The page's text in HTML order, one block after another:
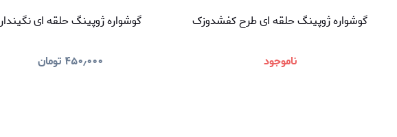
گوشواره ژوپینگ حلقه ای طرح کفشدوزک
ناموجود
گوشواره ژوپینگ حلقه ای نگیندار
۴۵۰٫۰۰۰ تومان